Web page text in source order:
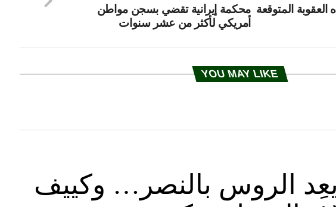
محكمة إيرانية تقضي بسجن مواطن
أمريكي لأكثر من عشر سنوات
المتوقعة
YOU MAY LIKE
يعِد الروس بالنصر… وكييف